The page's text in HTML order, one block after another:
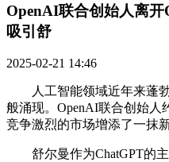
OpenAI联合创始人离
吸引舒​
2025-02-21 14:46
人工智能领域近年来蓬勃
般涌现。OpenAI联合创始人
竞争激烈的市场增添了一抹
舒尔曼作为ChatGPT的主